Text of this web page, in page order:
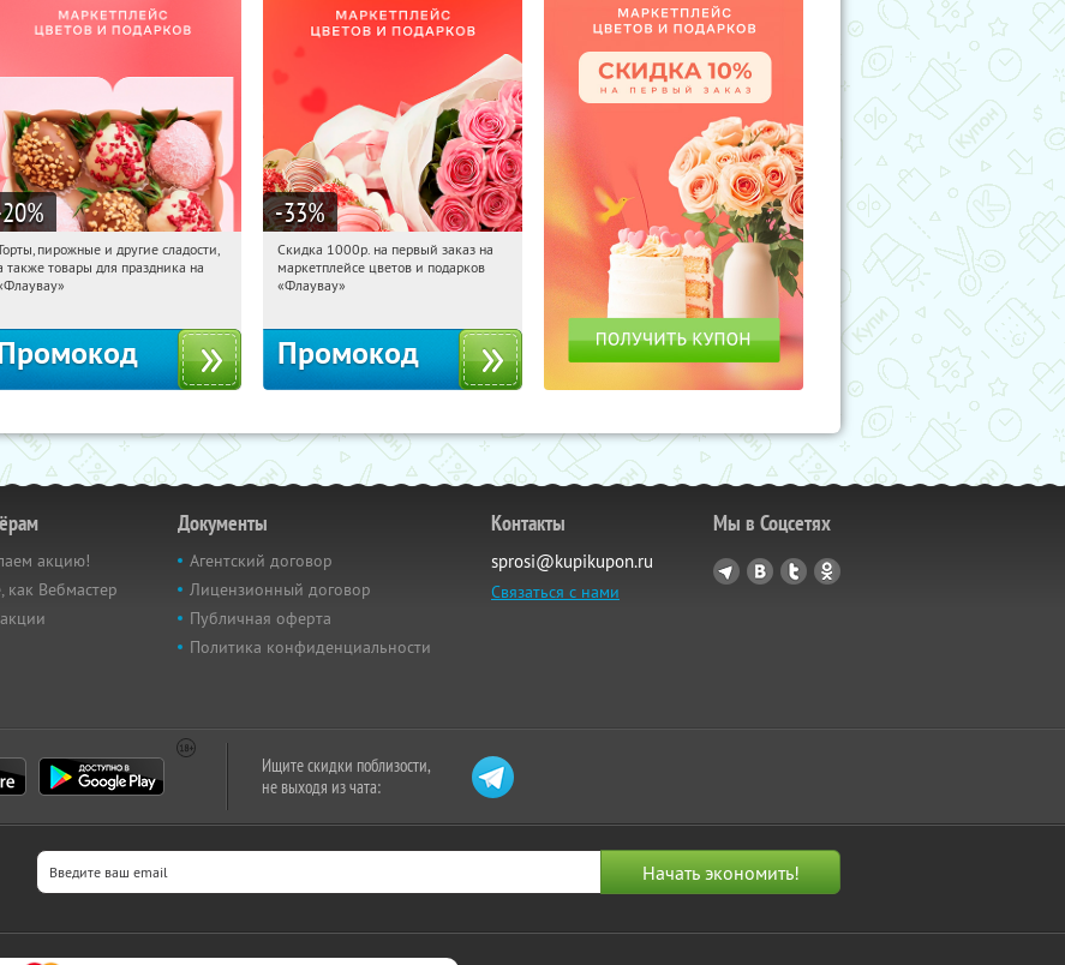
%
20:12:05 Получили:
пирожные и другие сладости,
также товары для праздника на
-33%
20:12:05 Получили:
Россия
Скидка 1000р. на первый заказ на
маркетплейсе цветов и подарков
«Флаувау»
Промокод
акцию!
как Вебмастер
Документы
Агентский договор
Лицензионный договор
Публичная оферта
Политика конфиденциальности
Контакты
sprosi@kupikupon.ru
Связаться с нами
Мы в Соцсетях
Ищите скидки поблизости,
не выходя из чата: